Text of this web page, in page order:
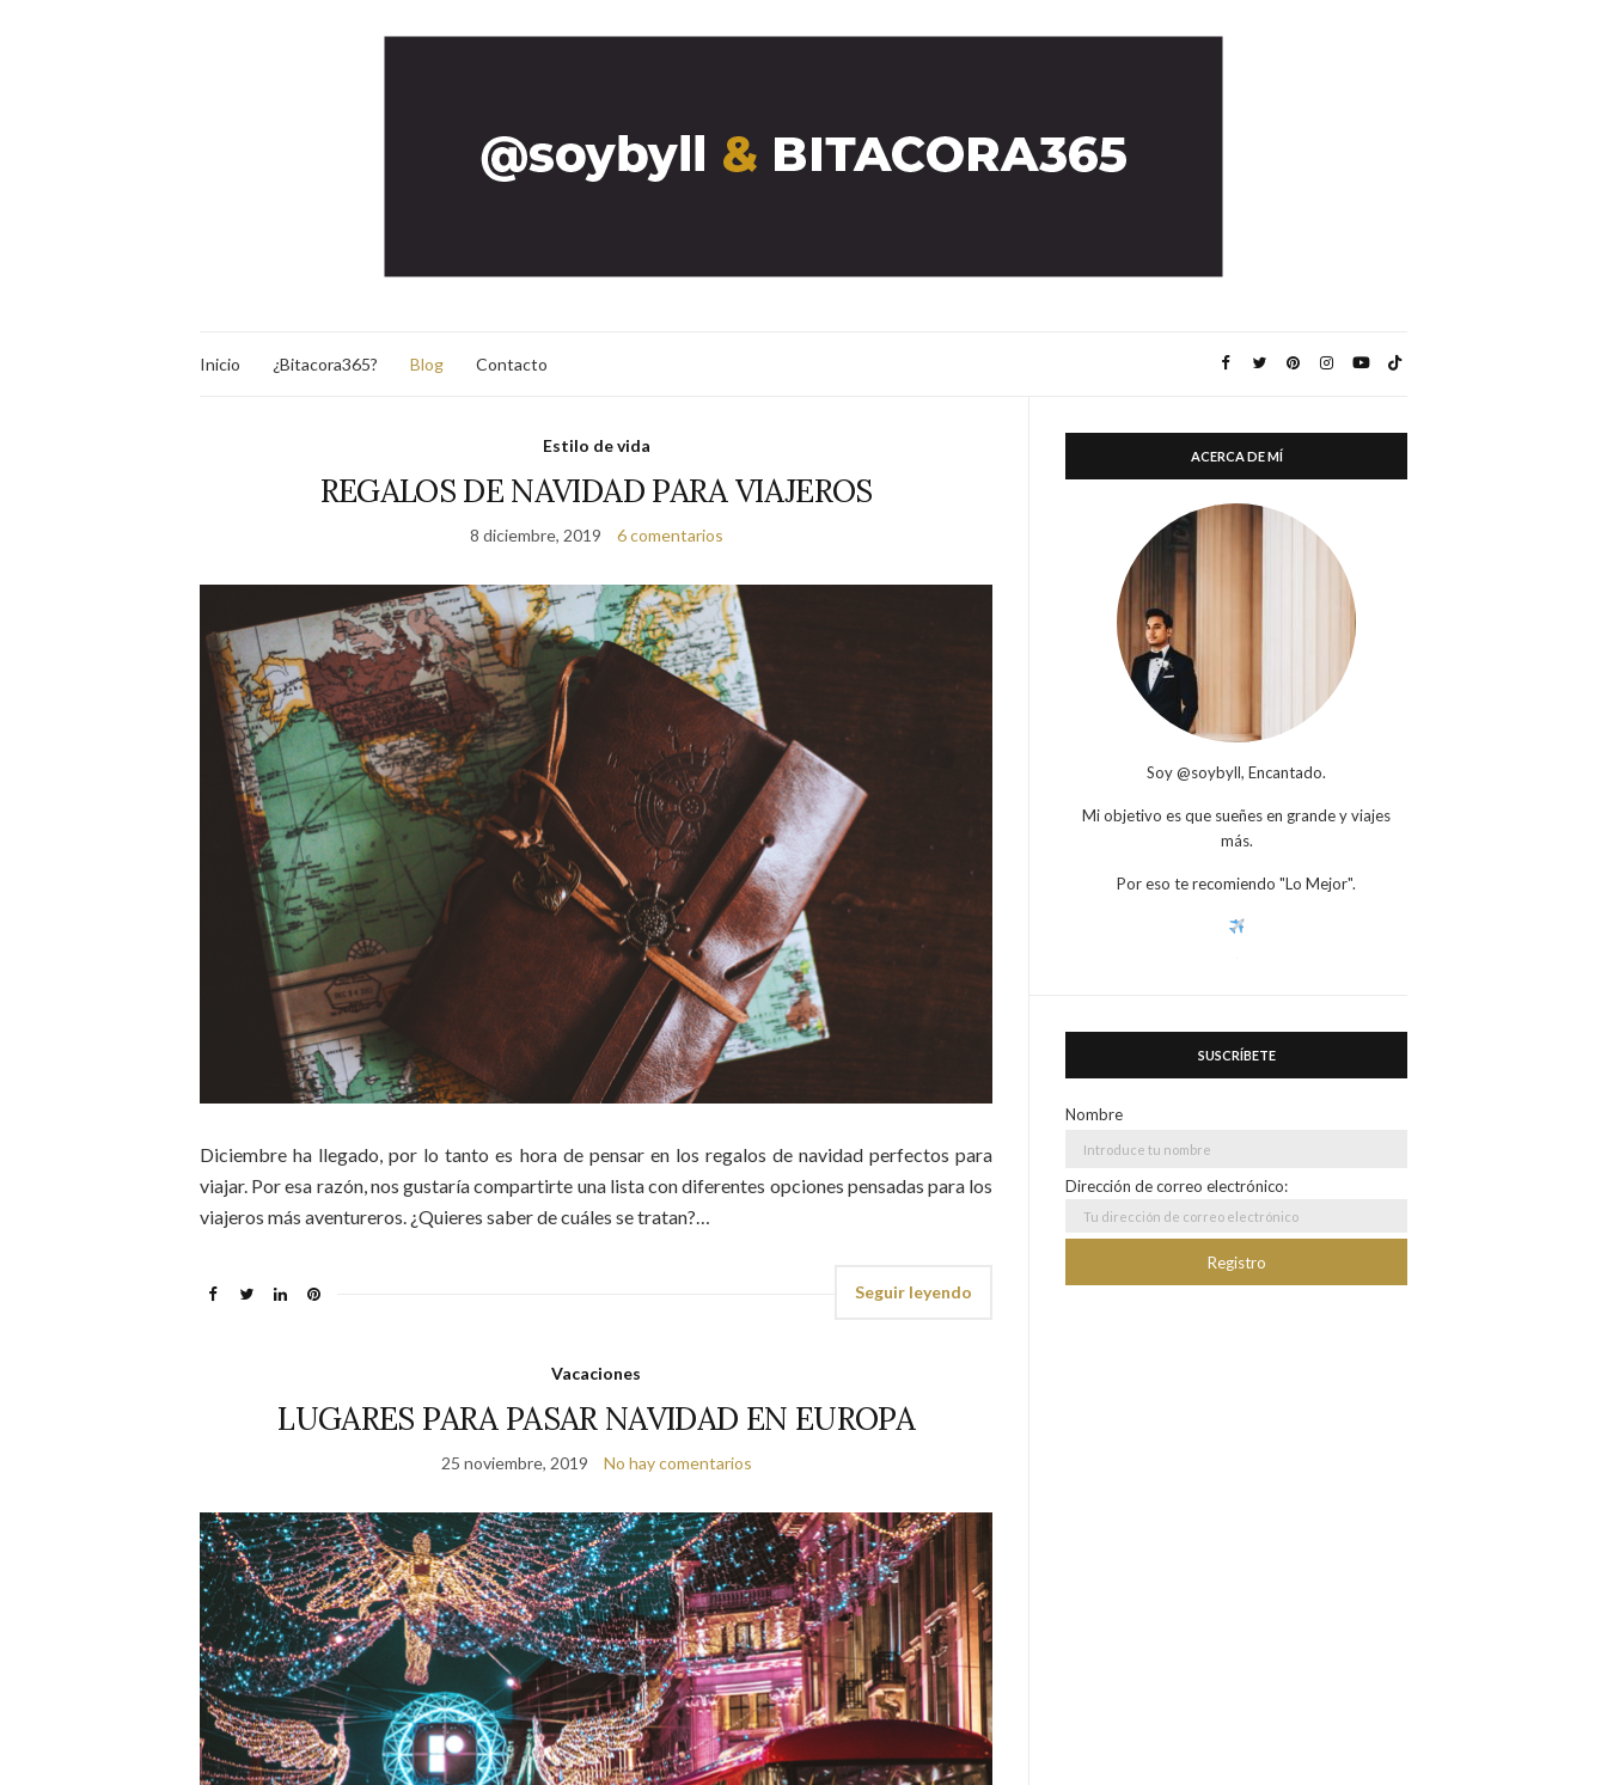
Inicio ¿Bitacora365? Blog Contacto
Estilo de vida
REGALOS DE NAVIDAD PARA VIAJEROS
8 diciembre, 2019 6 comentarios
Diciembre ha llegado, por lo tanto es hora de pensar en los regalos de navidad perfectos para
viajar. Por esa razón, nos gustaría compartirte una lista con diferentes opciones pensadas para los
viajeros más aventureros. ¿Quieres saber de cuáles se tratan?…
Seguir leyendo
Vacaciones
LUGARES PARA PASAR NAVIDAD EN EUROPA
25 noviembre, 2019 No hay comentarios
ACERCA DE MÍ
Soy @soybyll, Encantado.
Mi objetivo es que sueñes en grande y viajes
más.
Por eso te recomiendo "Lo Mejor".
SUSCRÍBETE
Nombre
Dirección de correo electrónico: